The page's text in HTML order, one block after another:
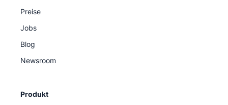
Preise
Jobs
Blog
Newsroom
Produkt